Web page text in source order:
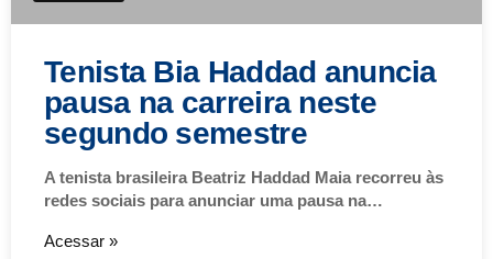
Tenista Bia Haddad anuncia
pausa na carreira neste
segundo semestre
A tenista brasileira Beatriz Haddad Maia recorreu às
redes sociais para anunciar uma pausa na…
Acessar »